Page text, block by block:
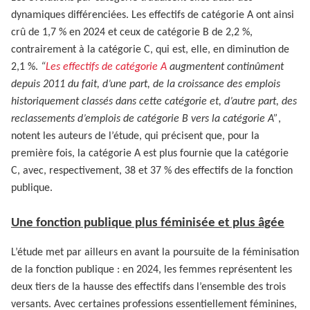
dynamiques différenciées. Les effectifs de catégorie A ont ainsi
crû de 1,7 % en 2024 et ceux de catégorie B de 2,2 %,
contrairement à la catégorie C, qui est, elle, en diminution de
2,1 %. “Les effectifs de catégorie A augmentent continûment
depuis 2011 du fait, d’une part, de la croissance des emplois
historiquement classés dans cette catégorie et, d’autre part, des
reclassements d’emplois de catégorie B vers la catégorie A”,
notent les auteurs de l’étude, qui précisent que, pour la
première fois, la catégorie A est plus fournie que la catégorie
C, avec, respectivement, 38 et 37 % des effectifs de la fonction
publique.
Une fonction publique plus féminisée et plus âgée
L’étude met par ailleurs en avant la poursuite de la féminisation
de la fonction publique : en 2024, les femmes représentent les
deux tiers de la hausse des effectifs dans l’ensemble des trois
versants. Avec certaines professions essentiellement féminines,